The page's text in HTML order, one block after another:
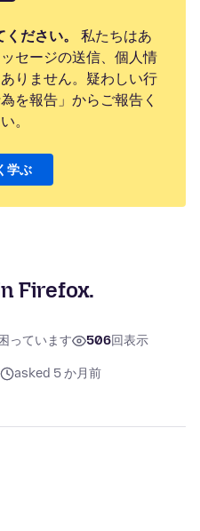
ださい。
私たちはあ
セージの送信、個人情
りません。疑わしい行
を報告」からご報告く
。
学ぶ
Firefox.
っています 506回表示
asked 5 か月前